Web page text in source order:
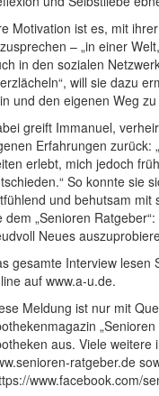
Motivation ist es, mit
– „in einer
in den sozialen
will sie dazu
und den eigenen Weg
greift Immanuel,
Erfahrungen zurück:
erlebt, mich jedoch
So konnte sie
und behutsam mit
dem „Senioren
Neues
gesamte Interview lesen
auf www.a-u.de.
Meldung ist nur mit
aus. Viele
ratgeber.de
www.facebook.com/